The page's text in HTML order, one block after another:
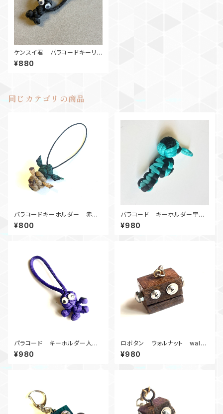
ケンスイ君 パラコードキーリン
グ32黒
¥880
同じカテゴリの商品
パラコードキーホルダー 赤ち
ゃん依田師匠Z マイクロコード
¥800
パラコード キーホルダー宇宙
服 TB黒
¥980
パラコード キーホルダー人
形 ビッグヘッド_紫君
¥980
ロボタン ウォルナット walnu
t_Yoko
¥980